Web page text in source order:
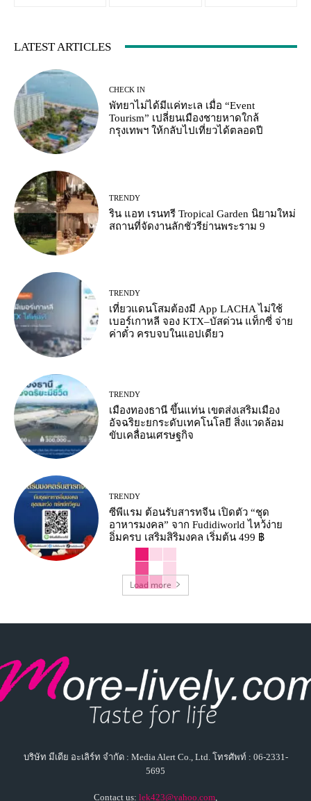
LATEST ARTICLES
CHECK IN
พัทยาไม่ได้มีแค่ทะเล เมื่อ “Event
Tourism” เปลี่ยนเมืองชายหาดใกล้
กรุงเทพฯ ให้กลับไปเที่ยวได้ตลอดปี
TRENDY
ริน แอท เรนทรี Tropical Garden นิยามใหม่
สถานที่จัดงานลักชัวรีย่านพระราม 9
TRENDY
เที่ยวแดนโสมต้องมี App LACHA ไม่ใช้
เบอร์เกาหลี จอง KTX–บัสด่วน แท็กซี่ จ่าย
ค่าตั๋ว ครบจบในแอปเดียว
TRENDY
เมืองทองธานี ขึ้นแท่น เขตส่งเสริมเมือง
อัจฉริยะยกระดับเทคโนโลยี สิ่งแวดล้อม
ขับเคลื่อนเศรษฐกิจ
TRENDY
ซีพีแรม ต้อนรับสารทจีน เปิดตัว “ชุด
อาหารมงคล” จาก Fudidiworld ไหว้ง่าย
อิ่มครบ เสริมสิริมงคล เริ่มต้น 499 ฿
Load more
บริษัท มีเดีย อะเลิร์ท จำกัด : Media Alert Co., Ltd. โทรศัพท์ : 06-2331-
5695
Contact us: lek423@yahoo.com